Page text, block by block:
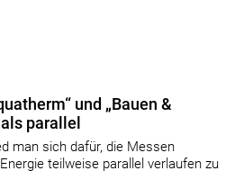
und „Bauen &
parallel
man sich dafür, die Messen
teilweise parallel verlaufen zu